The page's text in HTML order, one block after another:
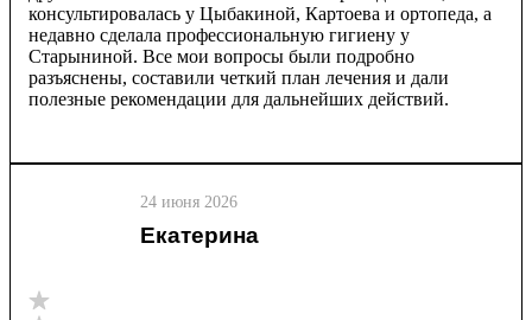
консультировалась у Цыбакиной, Картоева и ортопеда, а
недавно сделала профессиональную гигиену у
Старыниной. Все мои вопросы были подробно
разъяснены, составили четкий план лечения и дали
полезные рекомендации для дальнейших действий.
24 июня 2026
Екатерина